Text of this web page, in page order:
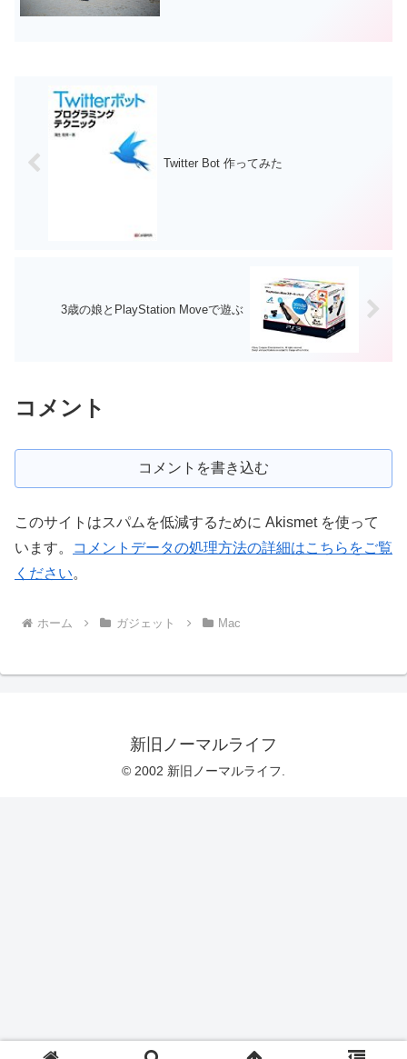
Twitter Bot 作ってみた
3歳の娘とPlayStation Moveで遊ぶ
コメント
コメントを書き込む
このサイトはスパムを低減するために Akismet を使って
います。
コメントデータの処理方法の詳細はこちらをご覧
ください。
ホーム ガジェット Mac
新旧ノーマルライフ
© 2002 新旧ノーマルライフ.